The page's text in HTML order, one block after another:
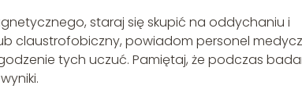
staraj się skupić na oddychaniu i
claustrofobiczny, powiadom personel
tych uczuć. Pamiętaj, że podczas